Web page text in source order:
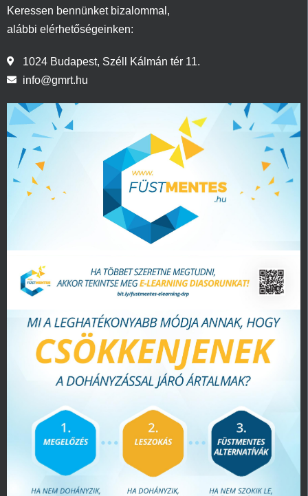
Keressen bennünket bizalommal,
alábbi elérhetőségeinken:
1024 Budapest, Széll Kálmán tér 11.
info@gmrt.hu